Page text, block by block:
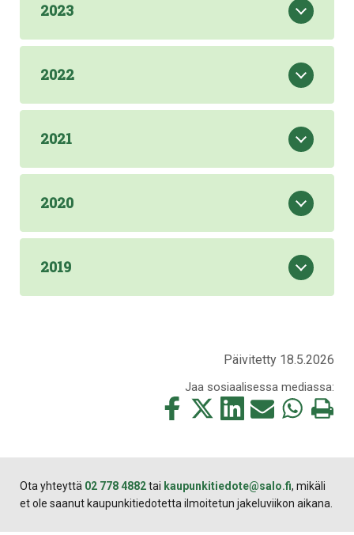
2023
2022
2021
2020
2019
Päivitetty 18.5.2026
Jaa sosiaalisessa mediassa:
Jaa
Jaa
Jaa
Jaa
Jaa
Tulosta
Ota yhteyttä 02 778 4882tai kaupunkitiedote@salo.fi, mikäli
et ole saanut kaupunkitiedotetta ilmoitetun jakeluviikon aikana.